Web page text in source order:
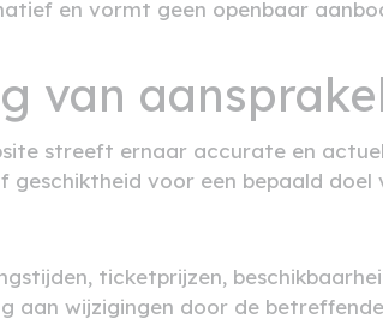
en vormt geen openbaar
van
streeft ernaar accurate en
voor een bepaald doel
ticketprijzen,
aan wijzigingen door de